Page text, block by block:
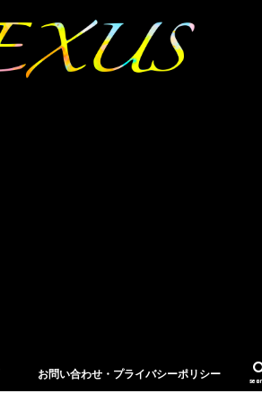
お問い合わせ・プライバシーポリシー